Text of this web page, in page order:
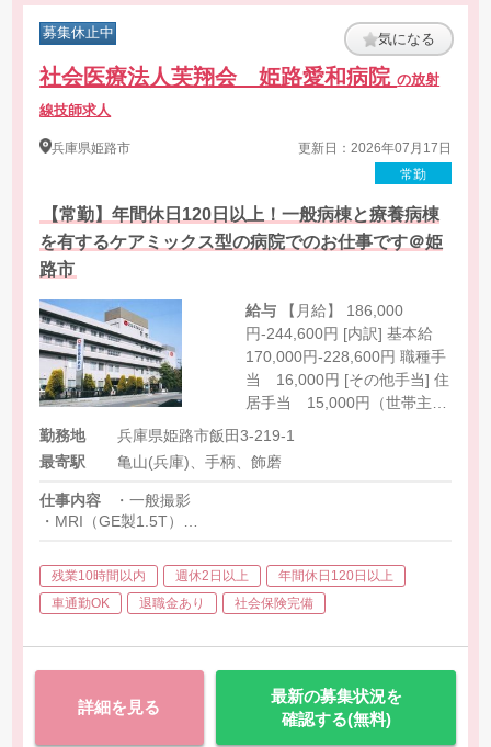
募集休止中 気になる
社会医療法人芙翔会 姫路愛和病院の放射
線技師求人
兵庫県姫路市
更新日：2026年07月17日
常勤
【常勤】年間休日120日以上！一般病棟と療養病棟
を有するケアミックス型の病院でのお仕事です＠姫
路市
給与
円-244,600円 [内訳] 基本給
170,000円-228,600円 職種手
当 16,000円 [その他手当] 住
居手当 15,000円（世帯主か
つ賃貸） 扶養手当 配偶者
2子以降3,000円 当直手当
ば、呼び出し手当に変更され
ます。上限10,000円まで）
勤務地
兵庫県姫路市飯田3-219-1
最寄駅
亀山(兵庫)、手柄、飾磨
仕事内容
・一般撮影
・MRI（GE製1.5T）
・胃透視
・マンモ
残業10時間以内 週休2日以上
年間休日120日以上
車通勤OK
退職金あり 社会保険完備
詳細を見る
最新の募集状況を
確認する(無料)